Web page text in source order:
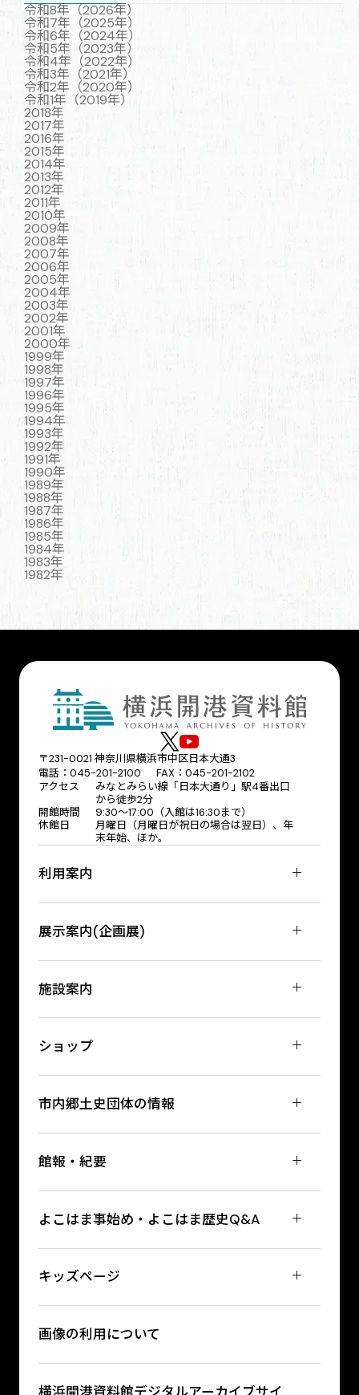
令和8年（2026年）
令和7年（2025年）
令和6年（2024年）
令和5年（2023年）
令和4年（2022年）
令和3年（2021年）
令和2年（2020年）
令和1年（2019年）
2018年
2017年
2016年
2015年
2014年
2013年
2012年
2011年
2010年
2009年
2008年
2007年
2006年
2005年
2004年
2003年
2002年
2001年
2000年
1999年
1998年
1997年
1996年
1995年
1994年
1993年
1992年
1991年
1990年
1989年
1988年
1987年
1986年
1985年
1984年
1983年
1982年
〒231-0021 神奈川県横浜市中区日本大通3
電話：045-201-2100 FAX：045-201-2102
アクセス
みなとみらい線「日本大通り」駅4番出口
から徒歩2分
開館時間
9:30〜17:00（入館は16:30まで）
休館日
月曜日（月曜日が祝日の場合は翌日）、年
末年始、ほか。
利用案内
展示案内(企画展)
施設案内
ショップ
市内郷土史団体の情報
館報・紀要
よこはま事始め・よこはま歴史Q&A
キッズページ
画像の利用について